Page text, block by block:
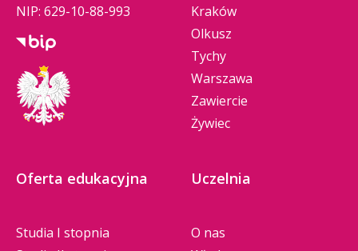
NIP: 629-10-88-993
Kraków
Olkusz
Tychy
Warszawa
Zawiercie
Żywiec
Oferta edukacyjna
Studia I stopnia
Uczelnia
O nas